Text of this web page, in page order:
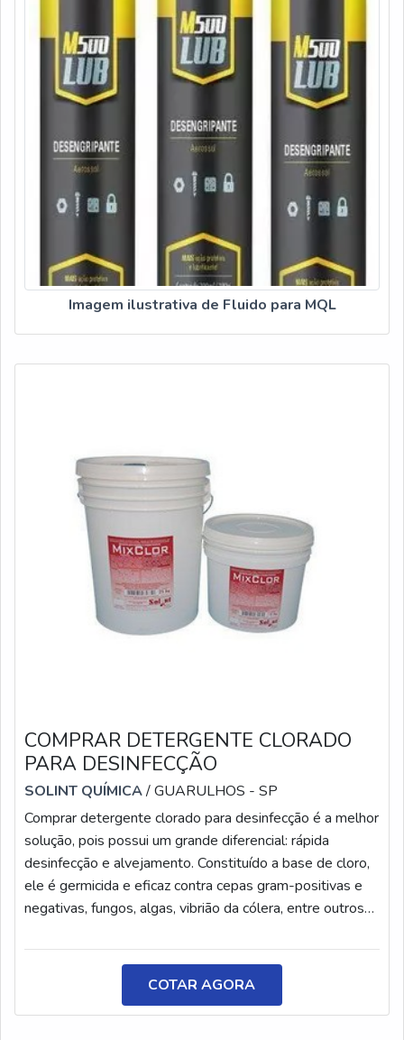
Imagem ilustrativa de Fluido para MQL
COMPRAR DETERGENTE CLORADO
PARA DESINFECÇÃO
SOLINT QUÍMICA/ GUARULHOS - SP
Comprar detergente clorado para desinfecção é a melhor
solução, pois possui um grande diferencial: rápida
desinfecção e alvejamento. Constituído a base de cloro,
ele é germicida e eficaz contra cepas gram-positivas e
negativas, fungos, algas, vibrião da cólera, entre outros
prontamente solubilizado em água, agindo de forma
rápida na desinfecção das superfícies enquanto ocorre a
emulsão de sujeiras e gorduras. Quando alcalino, o
detergente torna-se ideal para limpar e higienizar. Em
COTAR AGORA